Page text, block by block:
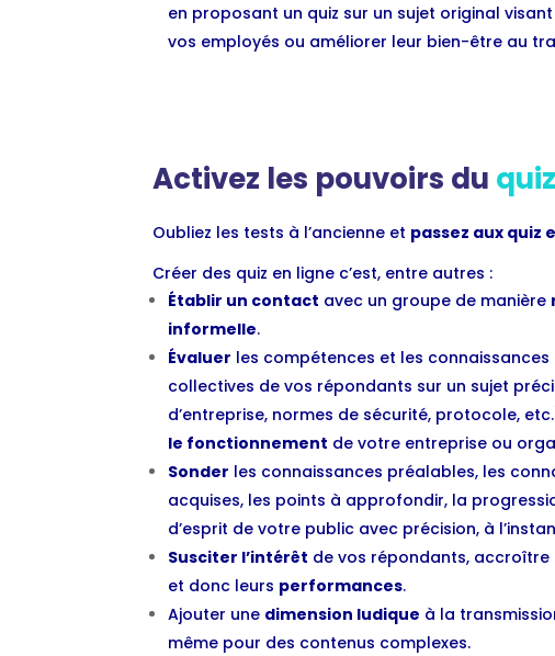
en proposant un quiz sur un sujet original
vos employés ou améliorer leur bien-être au
Activez les pouvoirs du
Oubliez les tests à l’ancienne et passez aux quiz
Créer des quiz en ligne c’est, entre autres :
Établir un contact avec un groupe de manière
informelle.
Évaluer les compétences et les connaissances
collectives de vos répondants sur un sujet
d’entreprise, normes de sécurité, protocole,
le fonctionnement de votre entreprise ou
Sonder les connaissances préalables, les
acquises, les points à approfondir, la
d’esprit de votre public avec précision, à
Susciter l’intérêt de vos répondants, accroître
et donc leurs performances.
Ajouter une dimension ludique à la
même pour des contenus complexes.